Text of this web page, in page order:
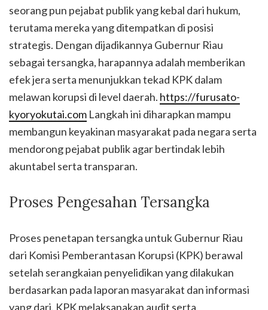
seorang pun pejabat publik yang kebal dari hukum,
terutama mereka yang ditempatkan di posisi
strategis. Dengan dijadikannya Gubernur Riau
sebagai tersangka, harapannya adalah memberikan
efek jera serta menunjukkan tekad KPK dalam
melawan korupsi di level daerah. https://furusato-
kyoryokutai.com Langkah ini diharapkan mampu
membangun keyakinan masyarakat pada negara serta
mendorong pejabat publik agar bertindak lebih
akuntabel serta transparan.
Proses Pengesahan Tersangka
Proses penetapan tersangka untuk Gubernur Riau
dari Komisi Pemberantasan Korupsi (KPK) berawal
setelah serangkaian penyelidikan yang dilakukan
berdasarkan pada laporan masyarakat dan informasi
yang dari. KPK melaksanakan audit serta